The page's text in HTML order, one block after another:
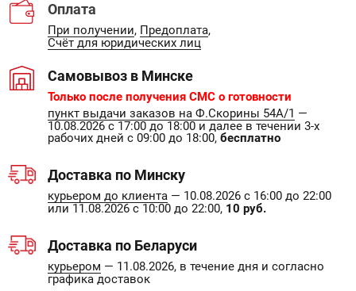
Оплата
При получении, Предоплата,
Счёт для юридических лиц
Самовывоз в Минске
Только после получения СМС о готовности
пункт выдачи заказов на Ф.Скорины 54А/1 —
10.08.2026 с 17:00 до 18:00 и далее в течении 3-х
рабочих дней с 09:00 до 18:00, бесплатно
Доставка по Минску
курьером до клиента — 10.08.2026 с 16:00 до 22:00
или 11.08.2026 с 10:00 до 22:00, 10 руб.
Доставка по Беларуси
курьером — 11.08.2026, в течение дня и согласно
графика доставок